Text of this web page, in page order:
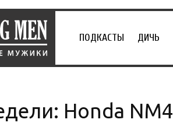
ПОДКАСТЫ ДИЧЬ
Honda NM4